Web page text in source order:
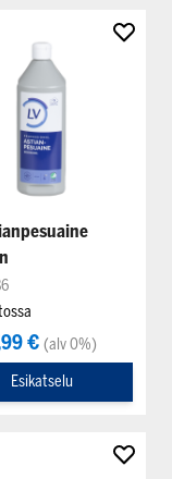
€ (alv 0%)
Esikatselu